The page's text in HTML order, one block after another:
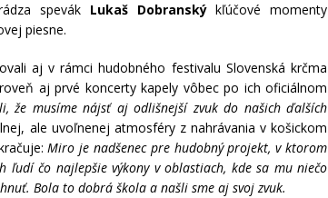
spevák Lukaš Dobranskýkľúčové momenty
piesne.
aj v rámci hudobného festivalu Slovenská krčma
aj prvé koncerty kapely vôbec po ich oficiálnom
že musíme nájsť aj odlišnejší zvuk do našich ďalších
ale uvoľnenej atmosféry z nahrávania v košickom
Miro je nadšenec pre hudobný projekt, v ktorom
čo najlepšie výkony v oblastiach, kde sa mu niečo
Bola to dobrá škola a našli sme aj svoj zvuk.